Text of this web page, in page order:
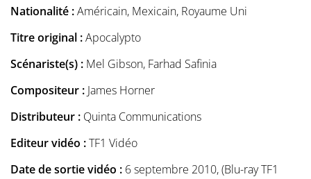
Nationalité :Américain, Mexicain, Royaume Uni
Titre original :Apocalypto
Scénariste(s) : Mel Gibson, Farhad Safinia
Compositeur : James Horner
Distributeur : Quinta Communications
Editeur vidéo :TF1 Vidéo
Date de sortie vidéo : 6 septembre 2010, (Blu-ray TF1